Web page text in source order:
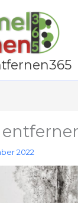
2022